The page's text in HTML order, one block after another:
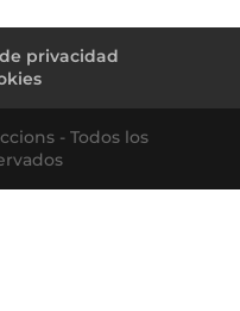
privacidad
- Todos los